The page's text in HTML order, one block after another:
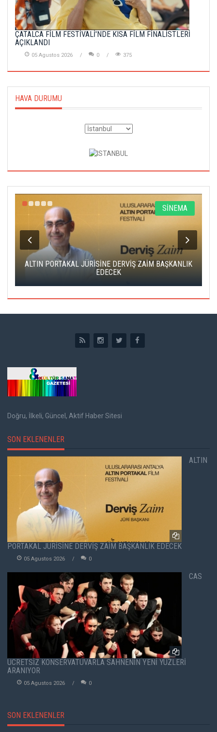
ÇATALCA FİLM FESTİVALİ'NDE KISA FİLM FİNALİSTLERİ
AÇIKLANDI
05 Agustos 2026 0 375
HAVA DURUMU
SİNEMA
ALTIN PORTAKAL JÜRİSİNE DERVİŞ ZAİM BAŞKANLIK
EDECEK
Doğru, İlkeli, Güncel, Aktif Haber Sitesi
SON EKLENENLER
ALTIN
PORTAKAL JÜRİSİNE DERVİŞ ZAİM BAŞKANLIK EDECEK
05 Agustos 2026 0
CAS
ÜCRETSİZ KONSERVATUVARLA SAHNENİN YENİ YÜZLERİ
ARANIYOR
05 Agustos 2026 0
SON EKLENENLER